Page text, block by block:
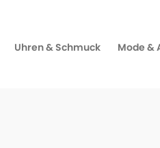
Uhren & Schmuck Mode &